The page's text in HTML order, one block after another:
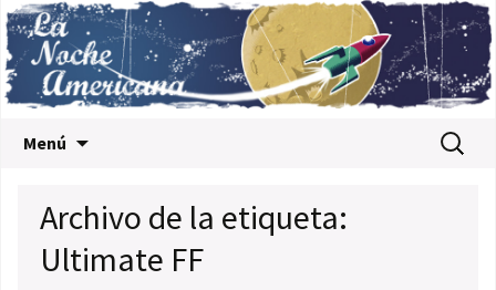
Menú Buscar:
Archivo de la etiqueta:
Ultimate FF